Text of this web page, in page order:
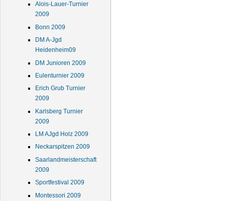
Alois-Lauer-Turnier
2009
Bonn 2009
DM A-Jgd
Heidenheim09
DM Junioren 2009
Eulenturnier 2009
Erich Grub Turnier
2009
Karlsberg Turnier
2009
LM AJgd Holz 2009
Neckarspitzen 2009
Saarlandmeisterschaft
2009
Sportfestival 2009
Montessori 2009